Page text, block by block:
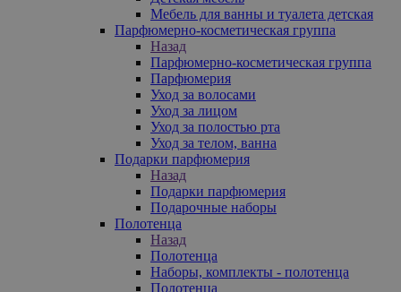
Мебель для ванны и туалета детская
Парфюмерно-косметическая группа
Назад
Парфюмерно-косметическая группа
Парфюмерия
Уход за волосами
Уход за лицом
Уход за полостью рта
Уход за телом, ванна
Подарки парфюмерия
Назад
Подарки парфюмерия
Подарочные наборы
Полотенца
Назад
Полотенца
Наборы, комплекты - полотенца
Полотенца